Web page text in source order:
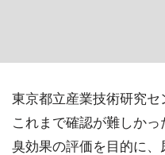
東京都立産業技術研究セ
これまで確認が難しか
臭効果の評価を目的に